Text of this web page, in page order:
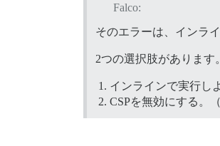
Falco:
そのエラーは、インラ
2つの選択肢があります。
インラインで実行し
CSPを無効にする。